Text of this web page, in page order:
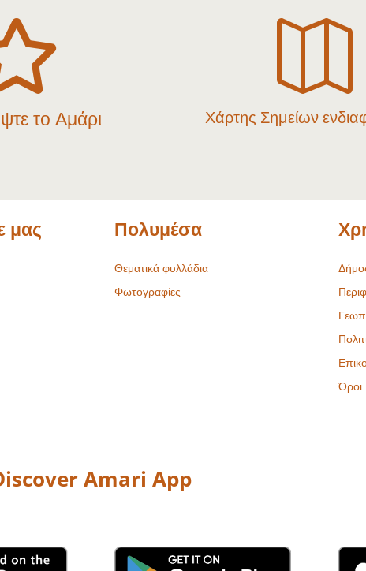
το Αμάρι

Χάρτης Σημείων
μας Πολυμέσα
Θεματικά φυλλάδια
Φωτογραφίες
Όροι
Amari App